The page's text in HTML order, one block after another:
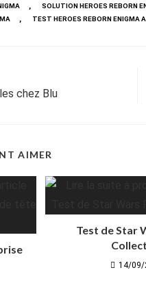
, SOLUTION HEROES REBORN
, TEST HEROES REBORN ENIGMA
chez Blu
AIMER
Test de Star
14/09/